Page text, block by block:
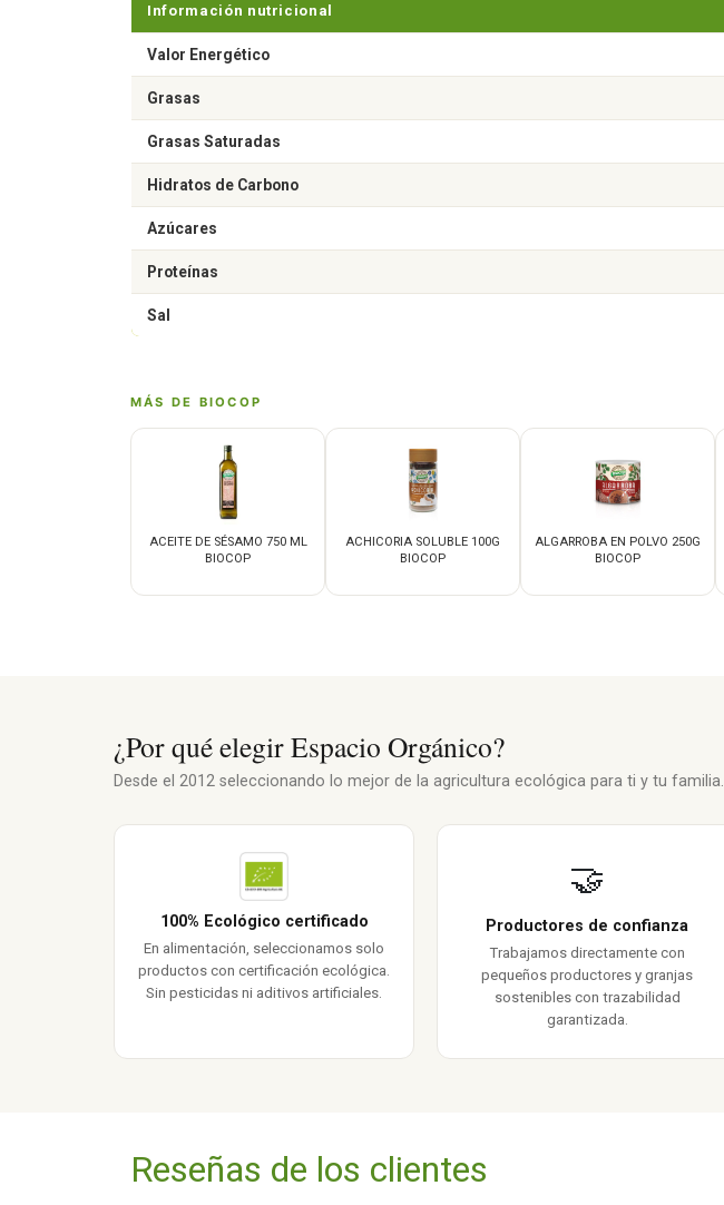
Información nutricional
Valor Energético
Grasas
Grasas Saturadas
Hidratos de Carbono
Azúcares
Proteínas
Sal
MÁS DE BIOCOP
ACEITE DE SÉSAMO 750 ML
BIOCOP
ACHICORIA SOLUBLE 100G
BIOCOP
ALGARROBA EN POLVO 250G
BIOCOP
¿Por qué elegir Espacio Orgánico?
Desde el 2012 seleccionando lo mejor de la agricultura ecológica para ti y tu familia.
100% Ecológico certificado
En alimentación, seleccionamos solo
productos con certificación ecológica.
Sin pesticidas ni aditivos artificiales.
🤝
Productores de confianza
Trabajamos directamente con
pequeños productores y granjas
sostenibles con trazabilidad
garantizada.
Reseñas de los clientes